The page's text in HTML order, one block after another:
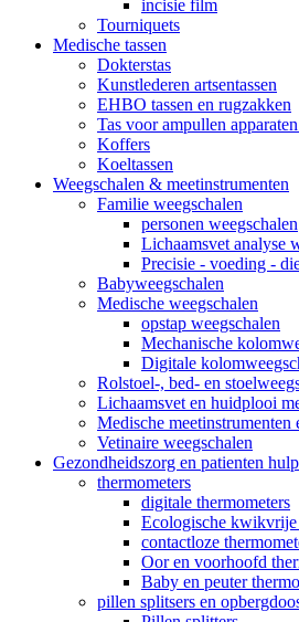
incisie film
Tourniquets
Medische tassen
Dokterstas
Kunstlederen artsentassen
EHBO tassen en rugzakken
Tas voor ampullen
Koffers
Koeltassen
Weegschalen & meetinstrumenten
Familie weegschalen
personen weegschalen
Lichaamsvet analyse
Precisie - voeding -
Babyweegschalen
Medische weegschalen
opstap weegschalen
Mechanische
Digitale
Rolstoel-, bed- en
Lichaamsvet en huidplooi
Medische meetinstrumenten
Vetinaire weegschalen
Gezondheidszorg en patienten
thermometers
digitale thermometers
Ecologische kwikvrije
contactloze
Oor en voorhoofd
Baby en peuter
pillen splitsers en